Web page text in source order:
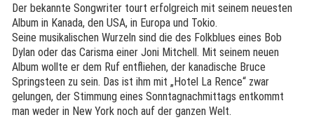
Der bekannte Songwriter tourt erfolgreich mit seinem neuesten
Album in Kanada, den USA, in Europa und Tokio.
Seine musikalischen Wurzeln sind die des Folkblues eines Bob
Dylan oder das Carisma einer Joni Mitchell. Mit seinem neuen
Album wollte er dem Ruf entfliehen, der kanadische Bruce
Springsteen zu sein. Das ist ihm mit „Hotel La Rence“ zwar
gelungen, der Stimmung eines Sonntagnachmittags entkommt
man weder in New York noch auf der ganzen Welt.